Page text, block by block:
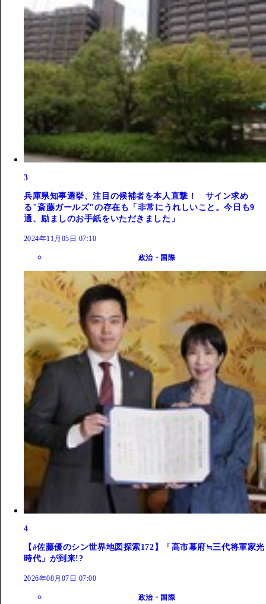
3
兵庫県知事選挙、注目の候補者を本人直撃！ サイン求め
る"斎藤ガールズ"の存在も「非常にうれしいこと。今日も9
通、励ましのお手紙をいただきました」
2024年11月05日 07:10
政治・国際
4
【#佐藤優のシン世界地図探索172】「高市幕府≒三代将軍家光
時代」が到来!?
2026年08月07日 07:00
政治・国際